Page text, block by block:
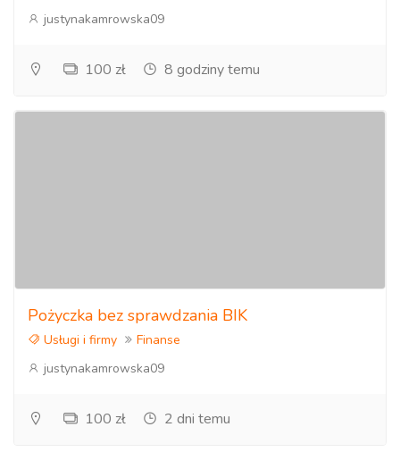
justynakamrowska09
100 zł 8 godziny temu
Pożyczka bez sprawdzania BIK
Usługi i firmy
Finanse
justynakamrowska09
100 zł 2 dni temu